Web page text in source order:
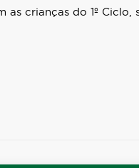
as crianças do 1º